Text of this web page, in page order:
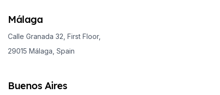
Málaga
Calle Granada 32, First Floor,
29015 Málaga, Spain
Buenos Aires